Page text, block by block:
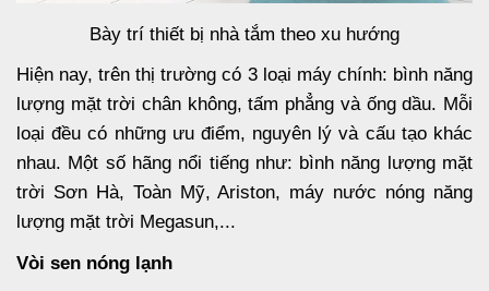
Bày trí thiết bị nhà tắm theo xu hướng
Hiện nay, trên thị trường có 3 loại máy chính: bình năng
lượng mặt trời chân không, tấm phẳng và ống dầu. Mỗi
loại đều có những ưu điểm, nguyên lý và cấu tạo khác
nhau. Một số hãng nổi tiếng như: bình năng lượng mặt
trời Sơn Hà, Toàn Mỹ, Ariston, máy nước nóng năng
lượng mặt trời Megasun,...
Vòi sen nóng lạnh